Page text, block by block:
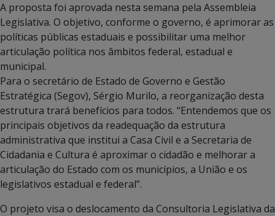
A proposta foi aprovada nesta semana pela Assembleia
Legislativa. O objetivo, conforme o governo, é aprimorar as
políticas públicas estaduais e possibilitar uma melhor
articulação política nos âmbitos federal, estadual e
municipal.
Para o secretário de Estado de Governo e Gestão
Estratégica (Segov), Sérgio Murilo, a reorganização desta
estrutura trará benefícios para todos. “Entendemos que os
principais objetivos da readequação da estrutura
administrativa que institui a Casa Civil e a Secretaria de
Cidadania e Cultura é aproximar o cidadão e melhorar a
articulação do Estado com os municípios, a União e os
legislativos estadual e federal”.
O projeto visa o deslocamento da Consultoria Legislativa da